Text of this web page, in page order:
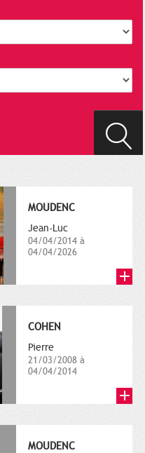
MOUDENC
Jean-Luc
04/04/2014 à
04/04/2026
COHEN
Pierre
21/03/2008 à
04/04/2014
MOUDENC